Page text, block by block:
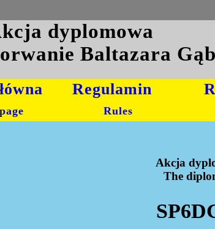
dyplomowa
Baltazara
Regulamin
Rules
Akcja
The